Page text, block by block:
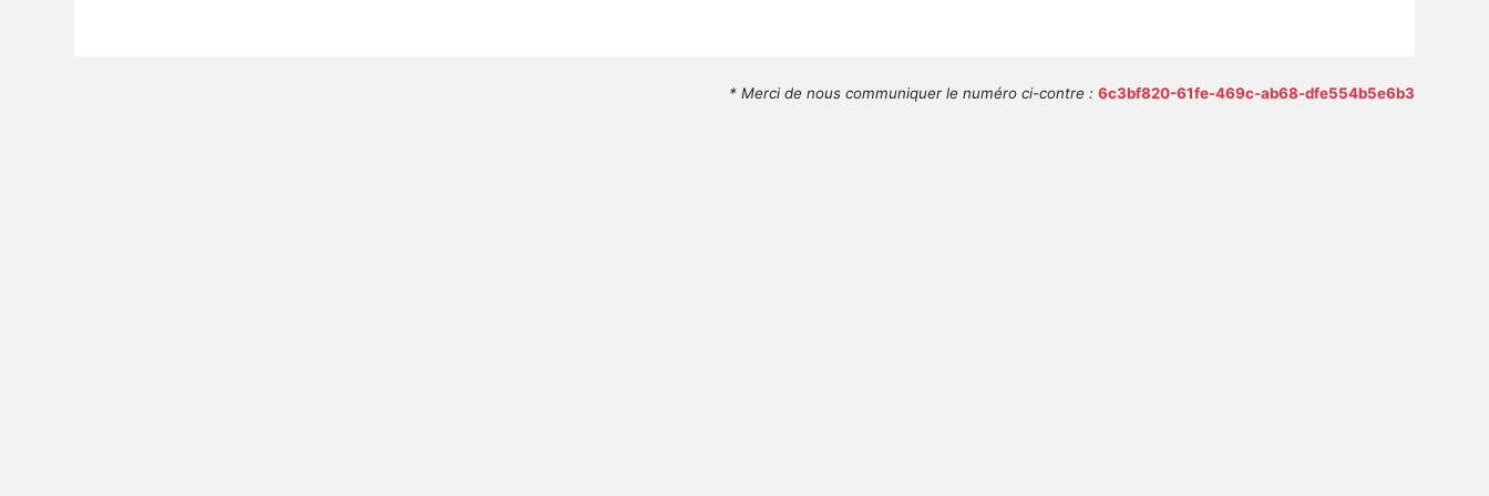
* Merci de nous communiquer le numéro ci-contre : 6c3bf820-61fe-469c-ab68-dfe554b5e6b3